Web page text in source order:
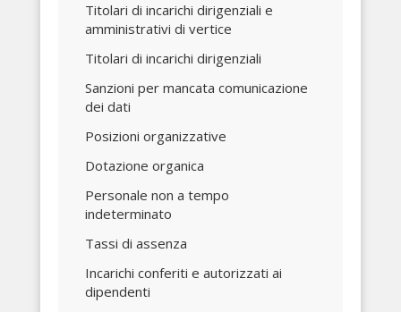
Titolari di incarichi dirigenziali e
amministrativi di vertice
Titolari di incarichi dirigenziali
Sanzioni per mancata comunicazione
dei dati
Posizioni organizzative
Dotazione organica
Personale non a tempo
indeterminato
Tassi di assenza
Incarichi conferiti e autorizzati ai
dipendenti